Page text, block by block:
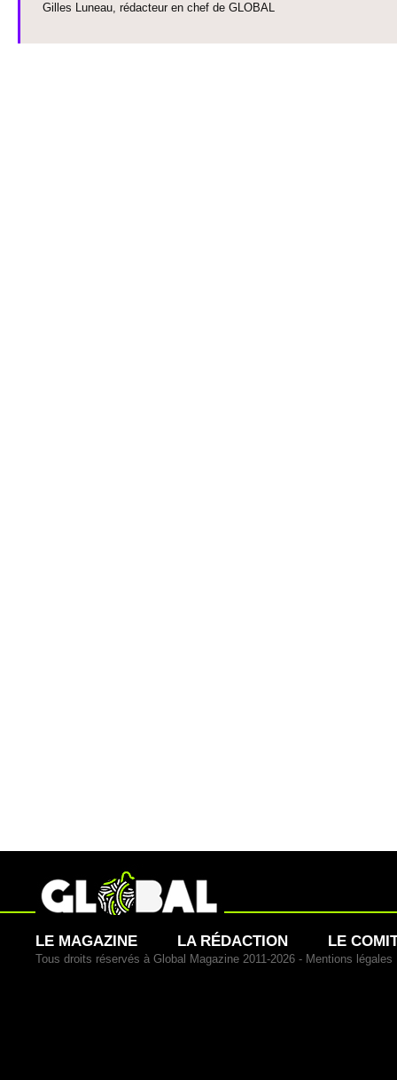
Gi­lles Luneau, rédacteur en chef de GLOBAL
LE MAGAZINE LA RÉDACTION LE
Tous droits réservés à Global Magazine 2011-2026 - Mentions légales